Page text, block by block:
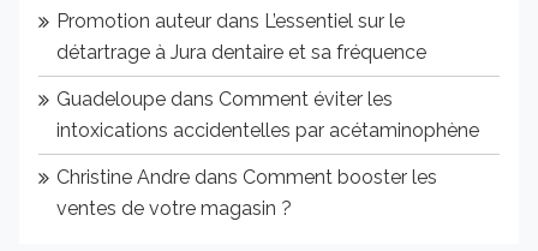
Promotion auteur dans L’essentiel sur le
détartrage à Jura dentaire et sa fréquence
Guadeloupe dans Comment éviter les
intoxications accidentelles par acétaminophène
Christine Andre dans Comment booster les
ventes de votre magasin ?